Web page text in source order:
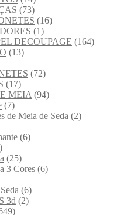
(73)
(16)
(1)
DECOUPAGE (164)
(13)
(72)
(17)
MEIA (94)
(7)
de Meia de Seda (2)
(6)
(25)
3 Cores (6)
(6)
3d (2)